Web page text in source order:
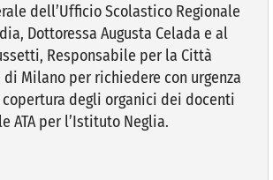
dell’Ufficio Scolastico Regionale
Dottoressa Augusta Celada e al
Responsabile per la Città
Milano per richiedere con urgenza
degli organici dei docenti
ATA per l’Istituto Neglia.